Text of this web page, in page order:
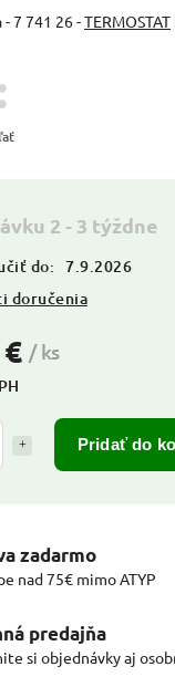
€/ ks
Pridať do
2 - 3 týždne
do: 7.9.2026
doručenia
- 7 741 26 -TERMOSTAT
zadarmo
nad 75€ mimo ATYP
predajňa
si objednávky aj